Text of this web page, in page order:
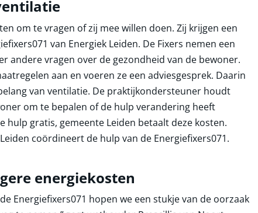
om te vragen of zij mee willen doen. Zij krijgen een
van Energiek Leiden. De Fixers nemen een
andere vragen over de gezondheid van de bewoner.
aan en voeren ze een adviesgesprek. Daarin
van ventilatie. De praktijkondersteuner houdt
om te bepalen of de hulp verandering heeft
hulp gratis, gemeente Leiden betaalt deze kosten.
coördineert de hulp van de Energiefixers071.
energiekosten
Energiefixers071 hopen we een stukje van de oorzaak